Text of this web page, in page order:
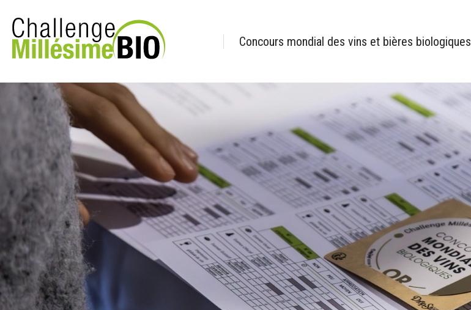
Concours mondial des vins et bières biologiques